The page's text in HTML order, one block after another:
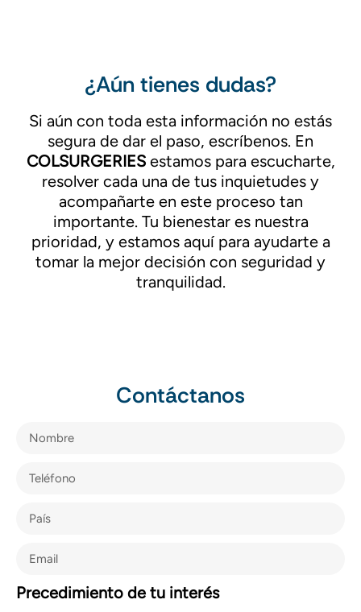
¿Aún tienes dudas?
Si aún con toda esta información no estás
segura de dar el paso, escríbenos. En
COLSURGERIESestamos para escucharte,
resolver cada una de tus inquietudes y
acompañarte en este proceso tan
importante. Tu bienestar es nuestra
prioridad, y estamos aquí para ayudarte a
tomar la mejor decisión con seguridad y
tranquilidad.
Contáctanos
Precedimiento de tu interés